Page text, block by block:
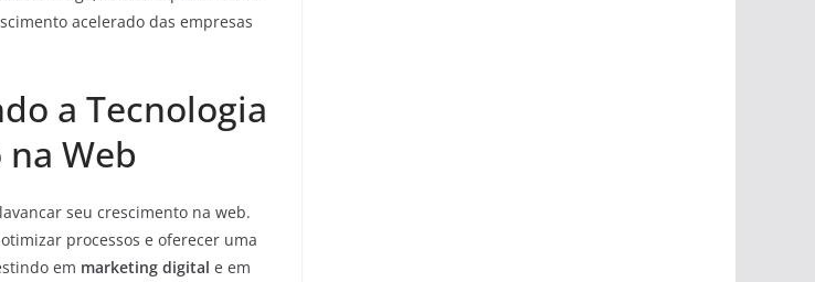
acelerado das empresas
a Tecnologia
Web
seu crescimento na web.
processos e oferecer uma
em marketing digital e em